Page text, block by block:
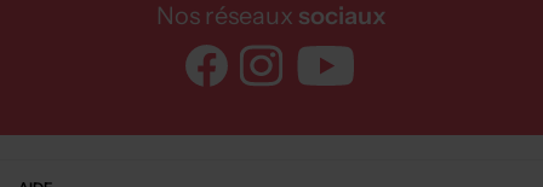
Nos réseaux sociaux